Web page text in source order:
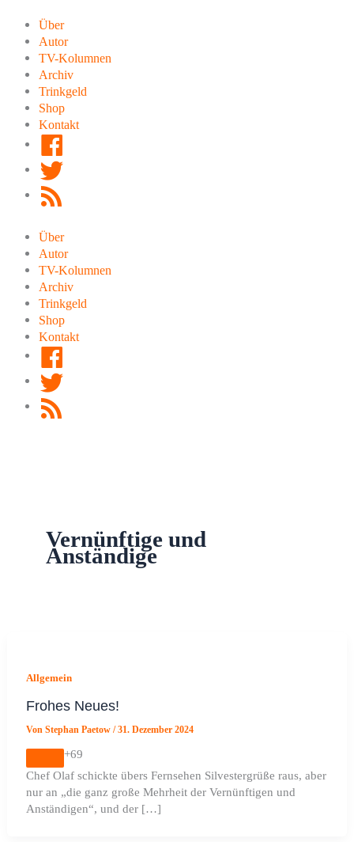
Inhalt
springen
Über
Autor
TV-Kolumnen
Archiv
Trinkgeld
Shop
Kontakt
Über
Autor
TV-Kolumnen
Archiv
Trinkgeld
Shop
Kontakt
Vernünftige und
Anständige
Allgemein
Frohes Neues!
VonStephan Paetow/31. Dezember 2024
+69
Chef Olaf schickte übers Fernsehen Silvestergrüße raus, aber
nur an „die ganz große Mehrheit der Vernünftigen und
Anständigen“, und der […]